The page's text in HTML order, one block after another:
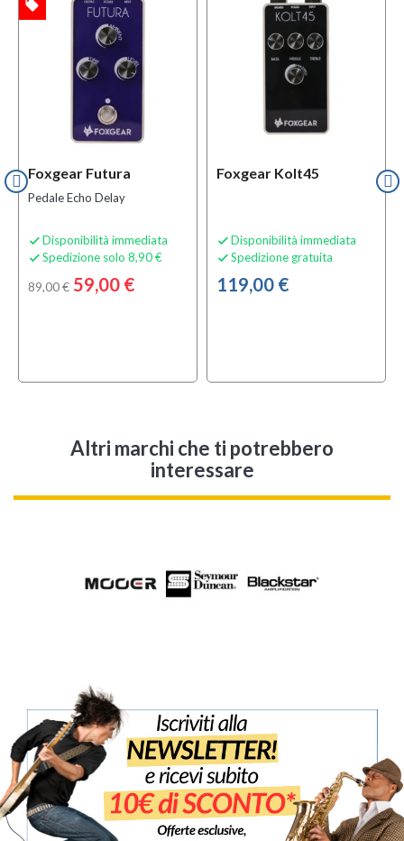
Foxgear Futura
Pedale Echo Delay
 Disponibilità immediata
 Spedizione solo 8,90 €
89,00 € 59,00 €
local_offer
Foxgear Kolt45
 Disponibilità immediata
 Spedizione gratuita
119,00 €
Altri marchi che ti potrebbero
interessare